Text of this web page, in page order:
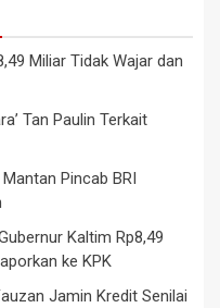
Miliar Tidak Wajar dan
Tan Paulin Terkait
Pincab BRI
Kaltim Rp8,49
ke KPK
Jamin Kredit Senilai